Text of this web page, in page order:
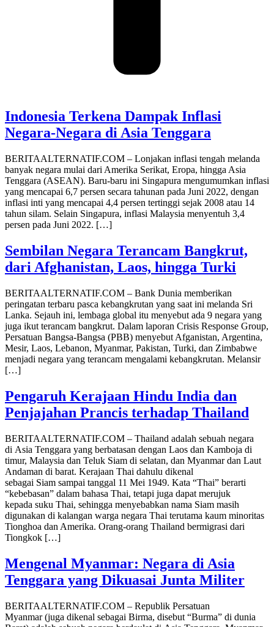
Indonesia Terkena Dampak Inflasi
Negara-Negara di Asia Tenggara
BERITAALTERNATIF.COM – Lonjakan inflasi tengah melanda
banyak negara mulai dari Amerika Serikat, Eropa, hingga Asia
Tenggara (ASEAN). Baru-baru ini Singapura mengumumkan inflasi
yang mencapai 6,7 persen secara tahunan pada Juni 2022, dengan
inflasi inti yang mencapai 4,4 persen tertinggi sejak 2008 atau 14
tahun silam. Selain Singapura, inflasi Malaysia menyentuh 3,4
persen pada Juni 2022. […]
Sembilan Negara Terancam Bangkrut,
dari Afghanistan, Laos, hingga Turki
BERITAALTERNATIF.COM – Bank Dunia memberikan
peringatan terbaru pasca kebangkrutan yang saat ini melanda Sri
Lanka. Sejauh ini, lembaga global itu menyebut ada 9 negara yang
juga ikut terancam bangkrut. Dalam laporan Crisis Response Group,
Persatuan Bangsa-Bangsa (PBB) menyebut Afganistan, Argentina,
Mesir, Laos, Lebanon, Myanmar, Pakistan, Turki, dan Zimbabwe
menjadi negara yang terancam mengalami kebangkrutan. Melansir
[…]
Pengaruh Kerajaan Hindu India dan
Penjajahan Prancis terhadap Thailand
BERITAALTERNATIF.COM – Thailand adalah sebuah negara
di Asia Tenggara yang berbatasan dengan Laos dan Kamboja di
timur, Malaysia dan Teluk Siam di selatan, dan Myanmar dan Laut
Andaman di barat. Kerajaan Thai dahulu dikenal
sebagai Siam sampai tanggal 11 Mei 1949. Kata “Thai” berarti
“kebebasan” dalam bahasa Thai, tetapi juga dapat merujuk
kepada suku Thai, sehingga menyebabkan nama Siam masih
digunakan di kalangan warga negara Thai terutama kaum minoritas
Tionghoa dan Amerika. Orang-orang Thailand bermigrasi dari
Tiongkok […]
Mengenal Myanmar: Negara di Asia
Tenggara yang Dikuasai Junta Militer
BERITAALTERNATIF.COM – Republik Persatuan
Myanmar (juga dikenal sebagai Birma, disebut “Burma” di dunia